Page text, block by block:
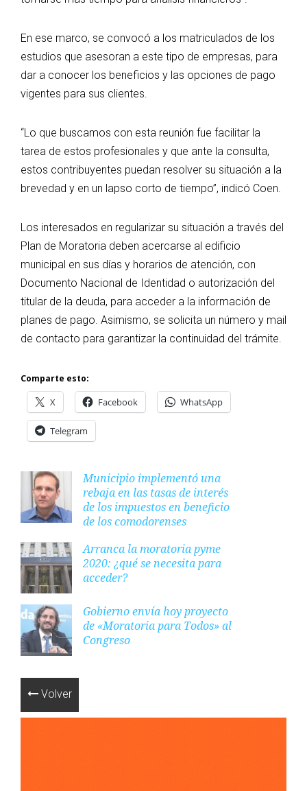
En ese marco, se convocó a los matriculados de los
estudios que asesoran a este tipo de empresas, para
dar a conocer los beneficios y las opciones de pago
vigentes para sus clientes.
“Lo que buscamos con esta reunión fue facilitar la
tarea de estos profesionales y que ante la consulta,
estos contribuyentes puedan resolver su situación a la
brevedad y en un lapso corto de tiempo”, indicó Coen.
Los interesados en regularizar su situación a través del
Plan de Moratoria deben acercarse al edificio
municipal en sus días y horarios de atención, con
Documento Nacional de Identidad o autorización del
titular de la deuda, para acceder a la información de
planes de pago. Asimismo, se solicita un número y mail
de contacto para garantizar la continuidad del trámite.
Comparte esto:
X Facebook WhatsApp
Telegram
Municipio implementó una
rebaja en las tasas de interés
de los impuestos en beneficio
de los comodorenses
Arranca la moratoria pyme
2020: ¿qué se necesita para
acceder?
Gobierno envía hoy proyecto
de «Moratoria para Todos» al
Congreso
Volver